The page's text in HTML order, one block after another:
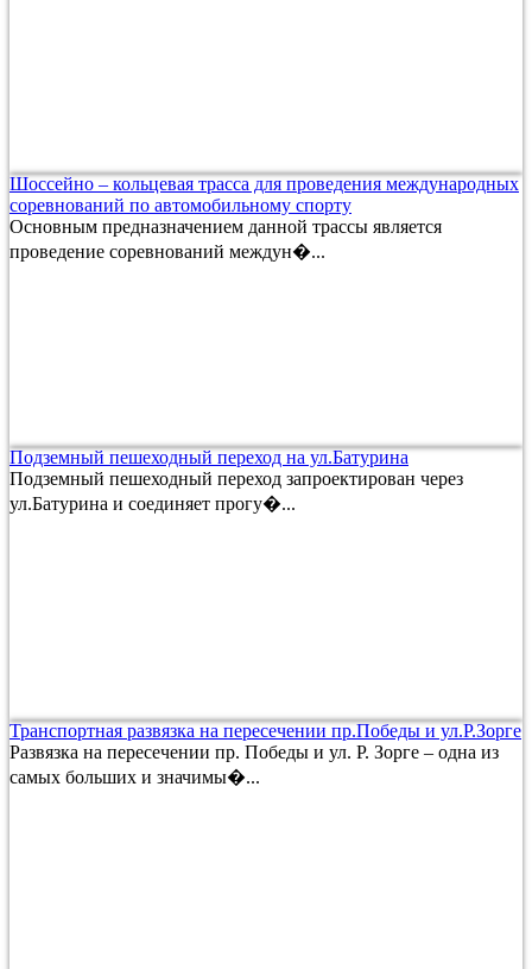
Шоссейно – кольцевая трасса для проведения международных
соревнований по автомобильному спорту
Основным предназначением данной трассы является
проведение соревнований междун�...
Подземный пешеходный переход на ул.Батурина
Подземный пешеходный переход запроектирован через
ул.Батурина и соединяет прогу�...
Транспортная развязка на пересечении пр.Победы и ул.Р.Зорге
Развязка на пересечении пр. Победы и ул. Р. Зорге – одна из
самых больших и значимы�...